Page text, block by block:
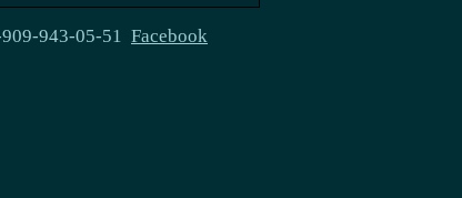
943-05-51 Facebook